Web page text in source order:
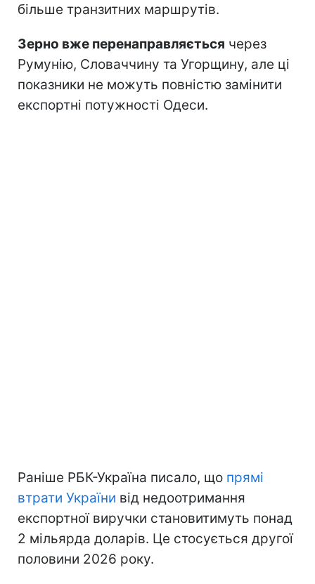
більше транзитних маршрутів.
Зерно вже перенаправляється через
Румунію, Словаччину та Угорщину, але ці
показники не можуть повністю замінити
експортні потужності Одеси.
Раніше РБК-Україна писало, що прямі
втрати України від недоотримання
експортної виручки становитимуть понад
2 мільярда доларів. Це стосується другої
половини 2026 року.